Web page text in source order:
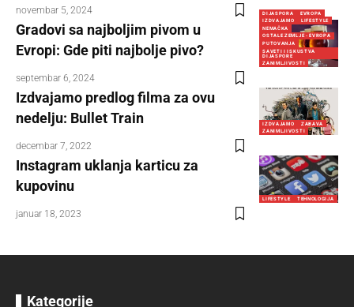
novembar 5, 2024 DIJASPORA
EVROPA
IZDVAJAMO
LIFESTYLE
NEMAČKA
OSTALE ZEMLJE - EVROPA
PUTOVANJA
SAVETI I ISKUSTVA
DIJASPORE
ZANIMLJIVOSTI
Gradovi sa najboljim pivom u
Evropi: Gde piti najbolje pivo?
septembar 6, 2024
IZDVAJAMO
ZABAVA
ZANIMLJIVOSTI
Izdvajamo predlog filma za ovu
nedelju: Bullet Train
decembar 7, 2022
LIFESTYLE TEHNOLOGIJA
Instagram uklanja karticu za
kupovinu
januar 18, 2023
Kategorije